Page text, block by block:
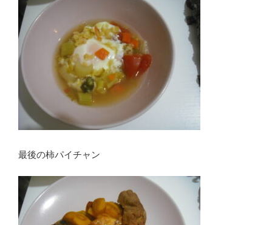
最後の柿パイチャン